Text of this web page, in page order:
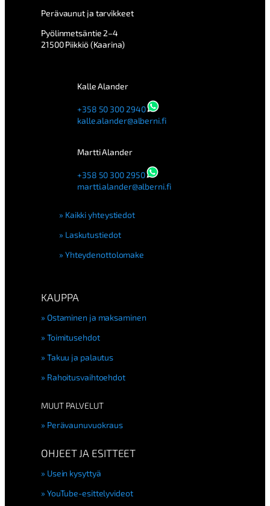
Perävaunut ja tarvikkeet
Pyölinmetsäntie 2–4
21500 Piikkiö (Kaarina)
Kalle Alander
+358 50 300 2940
kalle.alander@alberni.fi
Martti Alander
+358 50 300 2950
martti.alander@alberni.fi
Kaikki yhteystiedot
Laskutustiedot
Yhteydenottolomake
KAUPPA
Ostaminen ja maksaminen
Toimitusehdot
Takuu ja palautus
Rahoitusvaihtoehdot
MUUT PALVELUT
Perävaunuvuokraus
OHJEET JA ESITTEET
Usein kysyttyä
YouTube-esittelyvideot